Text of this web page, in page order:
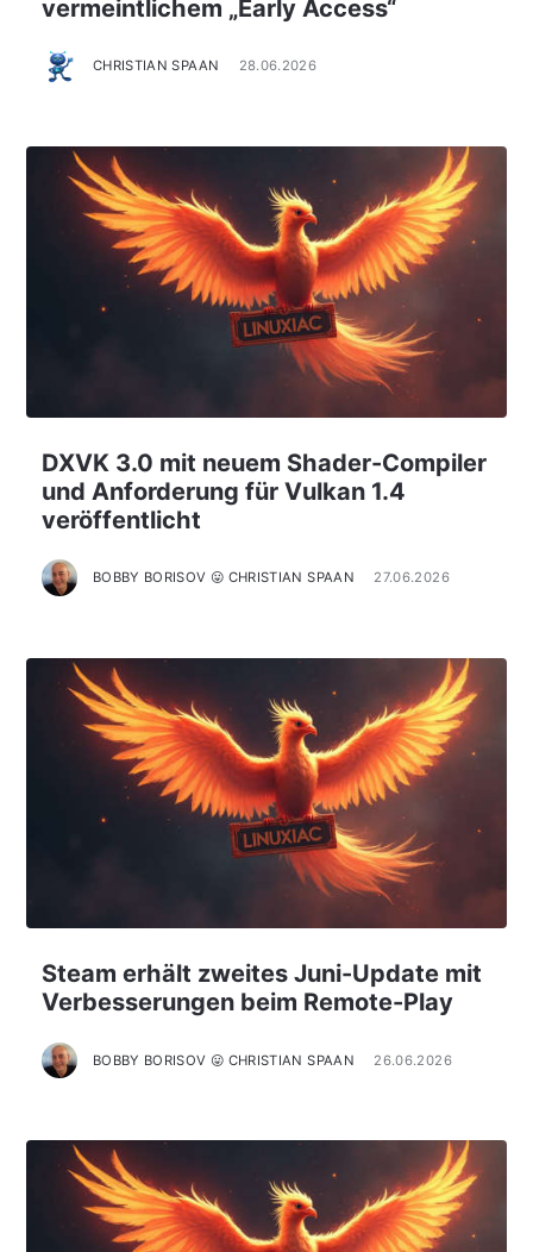
vermeintlichem „Early Access“
CHRISTIAN SPAAN 28.06.2026
DXVK 3.0 mit neuem Shader-Compiler
und Anforderung für Vulkan 1.4
veröffentlicht
BOBBY BORISOV 😛 CHRISTIAN SPAAN 27.06.2026
Steam erhält zweites Juni-Update mit
Verbesserungen beim Remote-Play
BOBBY BORISOV 😛 CHRISTIAN SPAAN 26.06.2026